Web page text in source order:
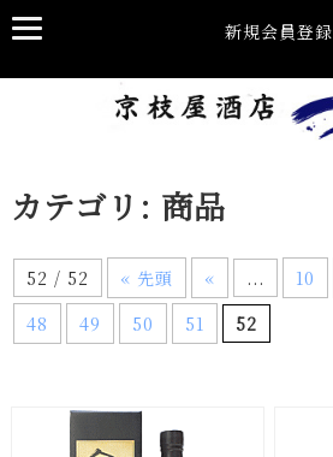
新規会員登録
カテゴリ: 商品
52 / 52 « 先頭 « ... 10
48
49 50 51 52